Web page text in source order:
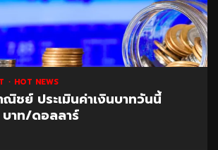
HOT NEWS
ณิชย์ ประเมินค่าเงินบาทวันนี้
าท/ดอลลาร์